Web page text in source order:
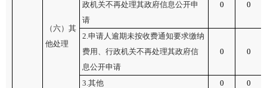
（六）其
他处理
政机关不再处理其政府信息公开申
请
0 0
2.申请人逾期未按收费通知要求缴纳
费用、行政机关不再处理其政府信
息公开申请
0 0
3.其他 0
0